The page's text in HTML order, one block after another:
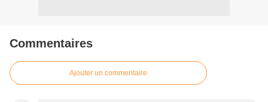
Commentaires
Ajouter un commentaire